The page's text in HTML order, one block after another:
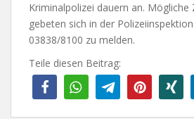
Kriminalpolizei dauern an. Mögliche
gebeten sich in der
03838/8100 zu melden.
Teile diesen Beitrag: